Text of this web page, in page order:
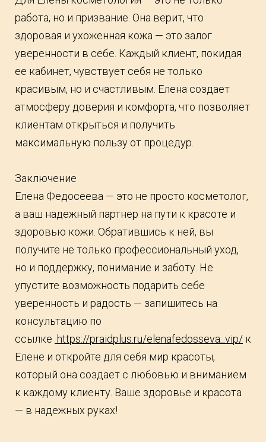
работа, но и призвание. Она верит, что
здоровая и ухоженная кожа — это залог
уверенности в себе. Каждый клиент, покидая
ее кабинет, чувствует себя не только
красивым, но и счастливым. Елена создает
атмосферу доверия и комфорта, что позволяет
клиентам открыться и получить
максимальную пользу от процедур.
Заключение
Елена Федосеева — это не просто косметолог,
а ваш надежный партнер на пути к красоте и
здоровью кожи. Обратившись к ней, вы
получите не только профессиональный уход,
но и поддержку, понимание и заботу. Не
упустите возможность подарить себе
уверенность и радость — запишитесь на
консультацию по
ссылке https://praidplus.ru/elenafedosseva_vip/ к
Елене и откройте для себя мир красоты,
который она создает с любовью и вниманием
к каждому клиенту. Ваше здоровье и красота
— в надежных руках!